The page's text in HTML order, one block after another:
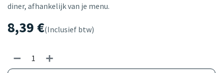
diner, afhankelijk van je menu.
8,39 €(Inclusief btw)